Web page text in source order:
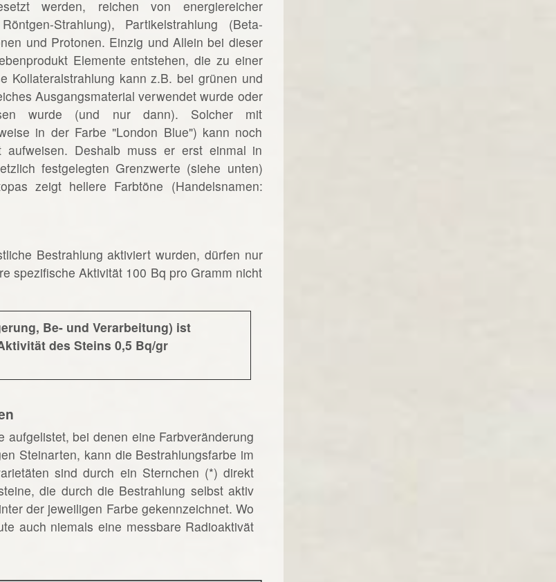
werden, reichen von energiereicher
Strahlung), Partikelstrahlung (Beta-
und Protonen. Einzig und Allein bei dieser
Elemente entstehen, die zu einer
Kollateralstrahlung kann z.B. bei grünen und
Ausgangsmaterial verwendet wurde oder
wurde (und nur dann). Solcher mit
in der Farbe "London Blue") kann noch
Deshalb muss er erst einmal in
festgelegten Grenzwerte (siehe unten)
zeigt hellere Farbtöne (Handelsnamen:
Bestrahlung aktiviert wurden, dürfen nur
spezifische Aktivität 100 Bq pro Gramm nicht
Be- und Verarbeitung) ist
des Steins 0,5 Bq/gr
bei denen eine Farbveränderung
Steinarten, kann die Bestrahlungsfarbe im
sind durch ein Sternchen (*) direkt
die durch die Bestrahlung selbst aktiv
der jeweiligen Farbe gekennzeichnet. Wo
auch niemals eine messbare Radioaktivät